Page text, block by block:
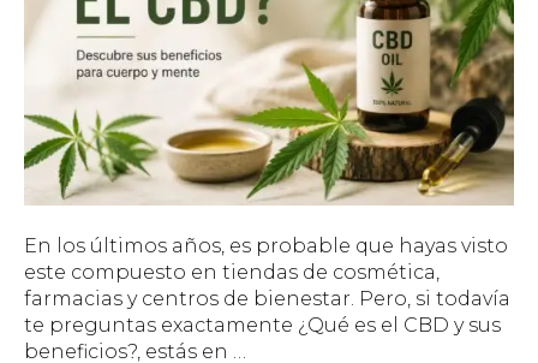
En los últimos años, es probable que hayas visto
este compuesto en tiendas de cosmética,
farmacias y centros de bienestar. Pero, si todavía
te preguntas exactamente ¿Qué es el CBD y sus
beneficios?, estás en …